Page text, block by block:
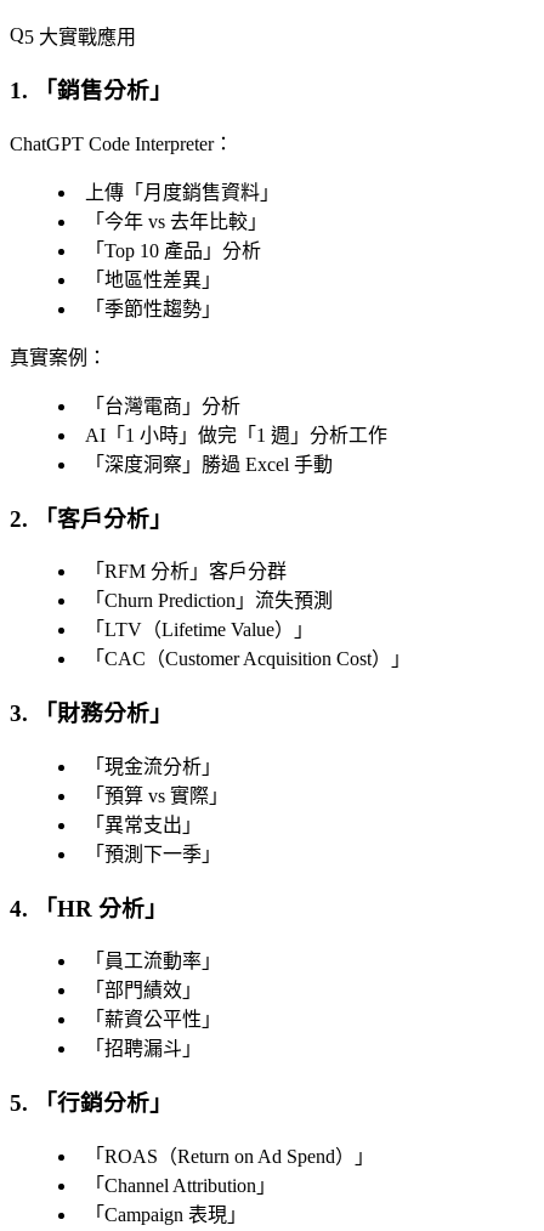
5 大實戰應用
1. 「銷售分析 」
ChatGPT Code Interpreter：
上傳「 月度銷售資料 」
「 今年 vs 去年比較 」
「 Top 10 產品 」分析
「 地區性差異 」
「 季節性趨勢 」
真實案例 ：
「 台灣電商 」分析
AI「 1 小時 」做完「 1 週 」分析工作
「 深度洞察 」勝過 Excel 手動
2. 「客戶分析 」
「 RFM 分析 」客戶分群
「 Churn Prediction 」流失預測
「 LTV（Lifetime Value）
」
「 CAC（Customer Acquisition Cost） 」
3. 「 財務分析 」
「 現金流分析 」
「 預算 vs 實際 」
「 異常支出 」
「 預測下一季 」
4. 「HR 分析 」
「 員工流動率 」
「 部門績效 」
「 薪資公平性 」
「 招聘漏斗 」
5. 「行銷分析 」
「 ROAS（Return on Ad Spend）
」
「 Channel Attribution 」
「 Campaign 表現 」